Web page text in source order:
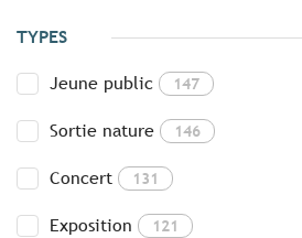
TYPES
Jeune public 147
Sortie nature 146
Concert 131
Exposition 121